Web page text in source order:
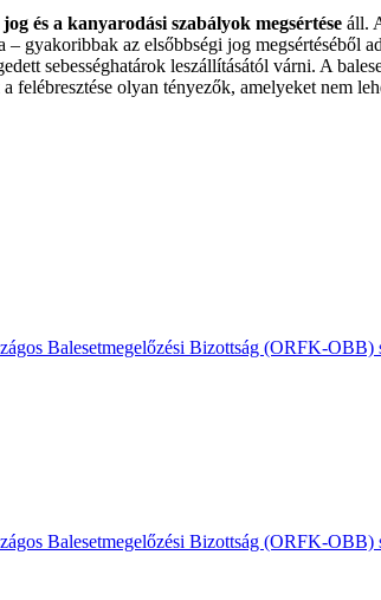
és a kanyarodási szabályok megsértése áll.
gyakoribbak az elsőbbségi jog
sebességhatárok leszállításától várni. A
felébresztése olyan tényezők, amelyeket nem
Balesetmegelőzési Bizottság (ORFK-OBB)
Balesetmegelőzési Bizottság (ORFK-OBB)